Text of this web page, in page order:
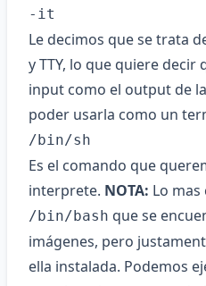
-it
Le decimos que se trata
y TTY, lo que quiere
input como el output de
poder usarla como un
/bin/sh
Es el comando que
interprete. NOTA: Lo
/bin/bash que se
imágenes, pero
ella instalada. Podemos